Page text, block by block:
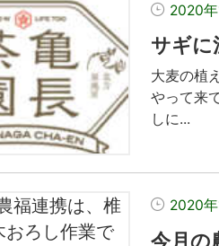
2020
サギに
大麦の植
やって来
しに...
2020
今月の